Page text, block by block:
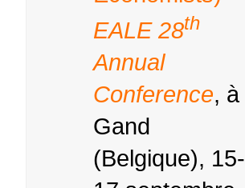
EALE 28th
Annual
Conference, à
Gand
(Belgique), 15-